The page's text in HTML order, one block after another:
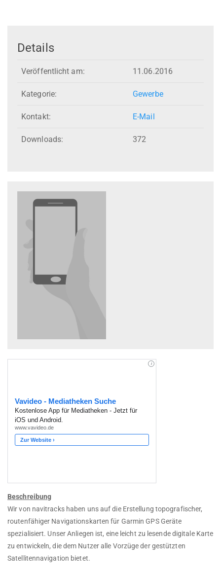
Details
Veröffentlicht am: 11.06.2016
Kategorie: Gewerbe
Kontakt: E-Mail
Downloads: 372
Beschreibung
Wir von navitracks haben uns auf die Erstellung topografischer,
routenfähiger Navigationskarten für Garmin GPS Geräte
spezialisiert. Unser Anliegen ist, eine leicht zu lesende digitale Karte
zu entwickeln, die dem Nutzer alle Vorzüge der gestützten
Satellitennavigation bietet.